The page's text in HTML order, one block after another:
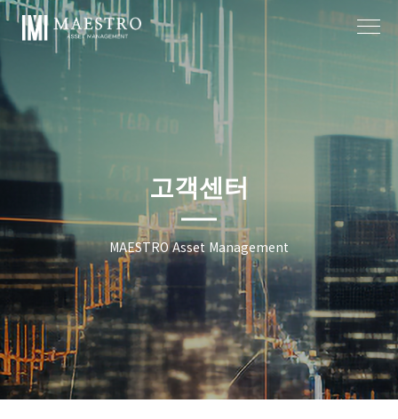
고객센터
MAESTRO Asset Management